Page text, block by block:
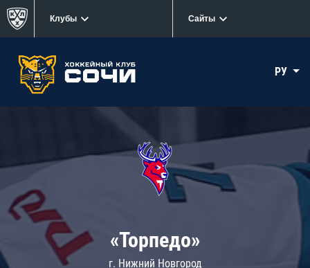
Клубы Сайты
РУ
«Торпедо»
г. Нижний Новгород